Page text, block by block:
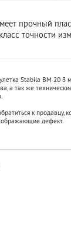
прочный
точности
Stabila BM 20
а так же
к продавцу,
дефект.